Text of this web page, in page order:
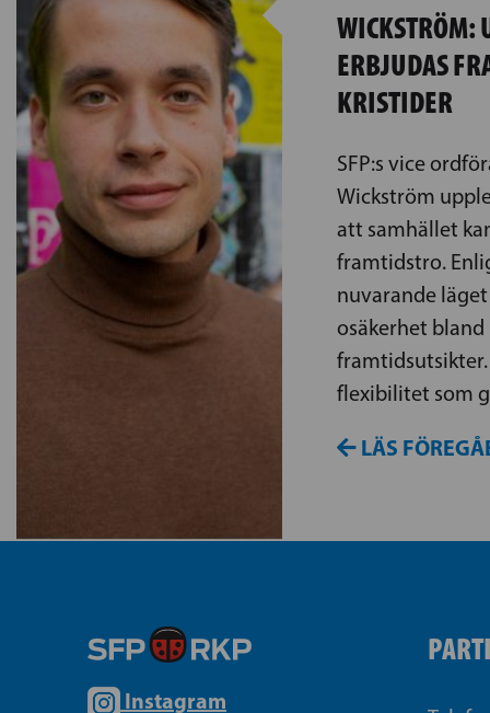
WICKSTRÖM:
ERBJUDAS
KRISTIDER
SFP:s vice
Wickström
att samhället
framtidstro.
nuvarande
osäkerhet
flexibilitet som
LÄS
Instagram